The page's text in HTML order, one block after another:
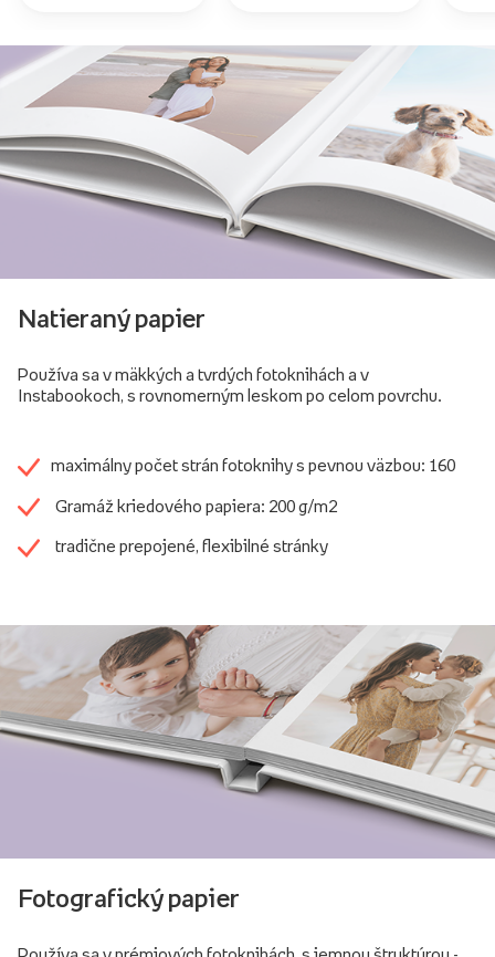
Natieraný papier
Používa sa v mäkkých a tvrdých fotoknihách a v
Instabookoch, s rovnomerným leskom po celom povrchu.
maximálny počet strán fotoknihy s pevnou väzbou: 160
Gramáž kriedového papiera: 200 g/m2
tradične prepojené, flexibilné stránky
Fotografický papier